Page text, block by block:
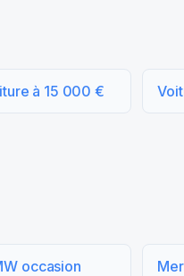
à 15 000 €
occasion